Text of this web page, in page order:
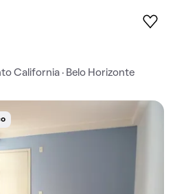
California · Belo Horizonte